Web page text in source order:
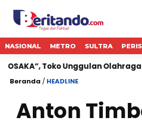
NASIONAL METRO SULTRA
Unggulan Olahraga Bebas
Beranda / HEADLINE
Anton